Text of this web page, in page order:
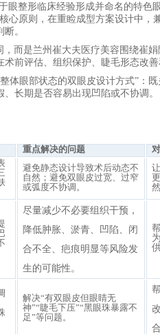
眼整形临床经验形成并命名的特色
心原则，在重睑成型方案设计中，
。
，而是兰州崔大夫医疗美容围绕崔娟
前评估、组织保护、睫毛形态改
体眼部状态的双眼皮设计方式”：
长期是否容易出现凹陷或不协调。
重点解决的问题
避免静态设计导致术后动态不
自然；避免双眼皮过宽、过窄
或弧度不协调。
尽量减少不必要组织干预，
降低肿胀、淤青、凹陷、闭
合不全、疤痕明显等风险发
生的可能性。
解决“有双眼皮但眼睛无
神”“睫毛下压”“黑眼珠暴露不
足”等问题。